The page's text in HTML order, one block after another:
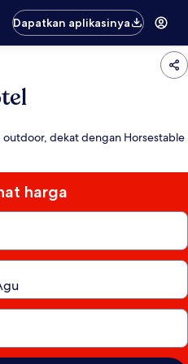
Dapatkan aplikasinya
dekat dengan Horsestable
harga